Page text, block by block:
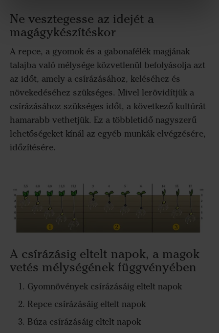
Ne vesztegesse az idejét a
magágykészítéskor
A repce, a gyomok és a gabonafélék magjának
talajba való mélysége közvetlenül befolyásolja azt
az időt, amely a csírázásához, keléséhez és
növekedéséhez szükséges. Mivel lerövidítjük a
csírázásához szükséges időt, a következő kultúrát
hamarabb vethetjük. Ez a többletidő nagyszerű
lehetőségeket kínál az egyéb munkák elvégzésére,
időzítésére.
A csírázásig eltelt napok, a magok
vetés mélységének függvényében
Gyomnövények csírázásáig eltelt napok
Repce csírázásáig eltelt napok
Búza csírázásáig eltelt napok